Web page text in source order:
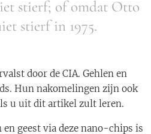
stierf; of omdat Otto
stierf in 1975.
door de CIA. Gehlen en
Hun nakomelingen zijn ook
u uit dit artikel zult leren.
geest via deze nano-chips is